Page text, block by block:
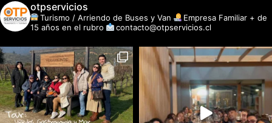
otpservicios
Turismo / Arriendo de Buses y Van
Empresa Familiar + de
15 años en el rubro
contacto@otpservicios.cl